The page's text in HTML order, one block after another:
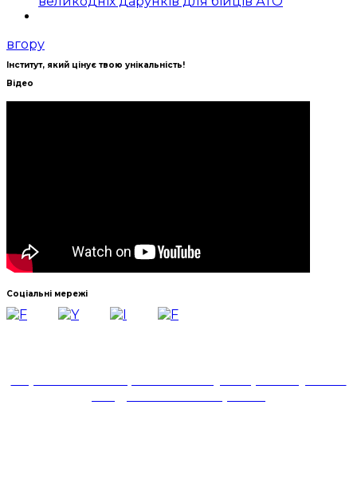
вгору
Інститут, який цінує твою унікальність!
Відео
Соціальні мережі